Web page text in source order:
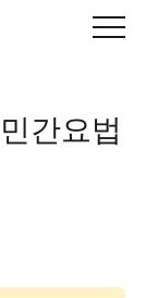
간요법